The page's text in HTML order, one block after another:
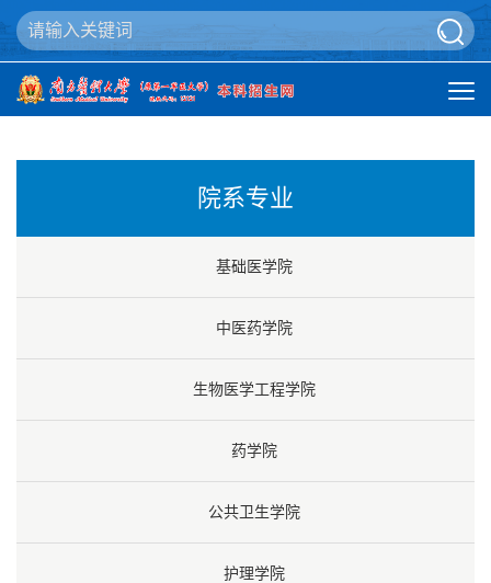
院系专业
基础医学院
中医药学院
生物医学工程学院
药学院
公共卫生学院
护理学院